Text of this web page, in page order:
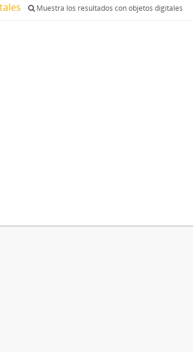
Muestra los resultados con objetos digitales